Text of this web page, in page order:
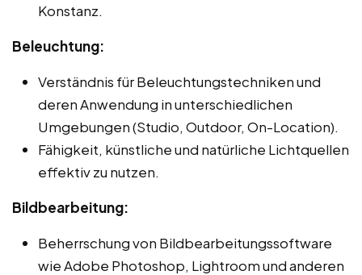
Konstanz.
Beleuchtung:
Verständnis für Beleuchtungstechniken und
deren Anwendung in unterschiedlichen
Umgebungen (Studio, Outdoor, On-Location).
Fähigkeit, künstliche und natürliche Lichtquellen
effektiv zu nutzen.
Bildbearbeitung:
Beherrschung von Bildbearbeitungssoftware
wie Adobe Photoshop, Lightroom und anderen